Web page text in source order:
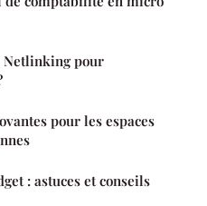
Netlinking pour
pour les espaces
: astuces et conseils